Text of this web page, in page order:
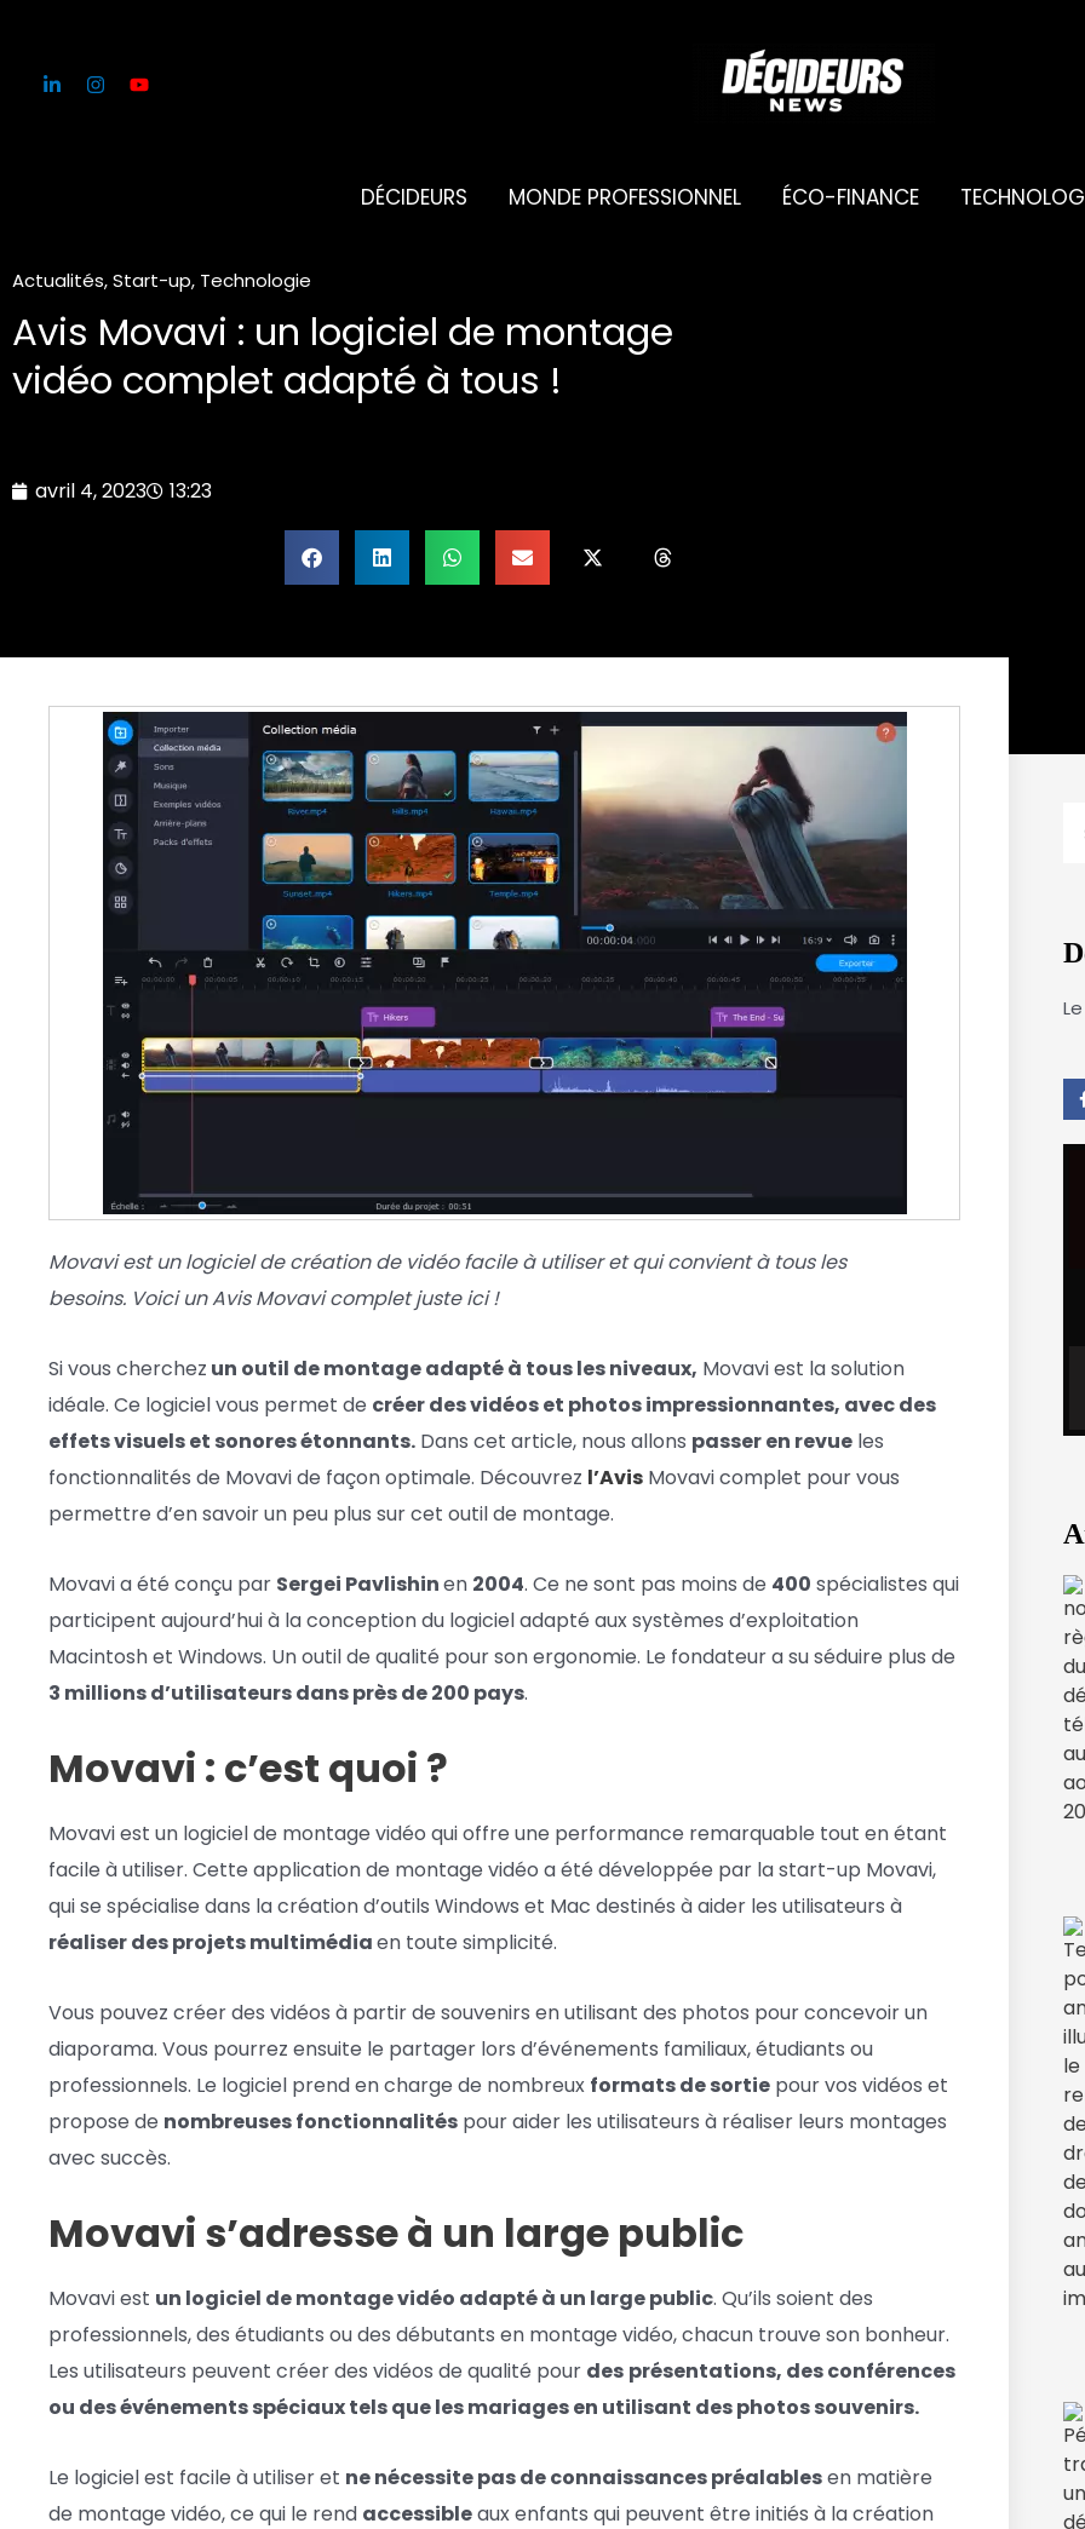
contenu
DÉCIDEURS MONDE PROFESSIONNEL ÉCO-FINANCE
Actualités,Start-up, Technologie
Avis Movavi : un logiciel de montage
vidéo complet adapté à tous !
avril 4, 2023 13:23
Movavi est un logiciel de création de vidéo facile à utiliser et qui convient à tous les
besoins. Voici un Avis Movavi complet juste ici !
Si vous cherchez un outil de montage adapté à tous les niveaux, Movavi est la solution
idéale. Ce logiciel vous permet de créer des vidéos et photos impressionnantes, avec des
effets visuels et sonores étonnants. Dans cet article, nous allons passer en revue les
fonctionnalités de Movavi de façon optimale. Découvrez l’Avis Movavi complet pour vous
permettre d’en savoir un peu plus sur cet outil de montage.
Movavi a été conçu par Sergei Pavlishinen 2004. Ce ne sont pas moins de 400 spécialistes qui
participent aujourd’hui à la conception du logiciel adapté aux systèmes d’exploitation
Macintosh et Windows. Un outil de qualité pour son ergonomie. Le fondateur a su séduire plus de
3 millions d’utilisateurs dans près de 200 pays.
Movavi : c’est quoi ?
Movavi est un logiciel de montage vidéo qui offre une performance remarquable tout en étant
facile à utiliser. Cette application de montage vidéo a été développée par la start-up Movavi,
qui se spécialise dans la création d’outils Windows et Mac destinés à aider les utilisateurs à
réaliser des projets multimédiaen toute simplicité.
Vous pouvez créer des vidéos à partir de souvenirs en utilisant des photos pour concevoir un
diaporama. Vous pourrez ensuite le partager lors d’événements familiaux, étudiants ou
professionnels. Le logiciel prend en charge de nombreux formats de sortie pour vos vidéos et
propose de nombreuses fonctionnalités pour aider les utilisateurs à réaliser leurs montages
avec succès.
Movavi s’adresse à un large public
Movavi est un logiciel de montage vidéo adapté à un large public. Qu’ils soient des
professionnels, des étudiants ou des débutants en montage vidéo, chacun trouve son bonheur.
Les utilisateurs peuvent créer des vidéos de qualité pour des présentations, des conférences
ou des événements spéciaux tels que les mariages en utilisant des photos souvenirs.
Le logiciel est facile à utiliser et ne nécessite pas de connaissances préalablesen matière
de montage vidéo, ce qui le rend accessibleaux enfants qui peuvent être initiés à la création